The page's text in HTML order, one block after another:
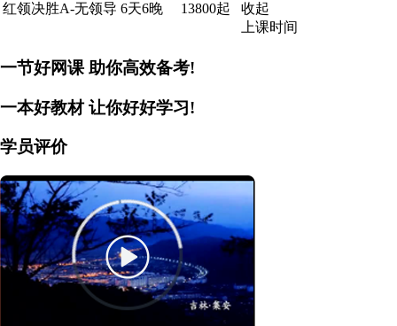
红领决胜A-无领导 6天6晚 13800起
收起
上课时间
一节好网课 助你高效备考!
一本好教材让你好好学习!
学员评价